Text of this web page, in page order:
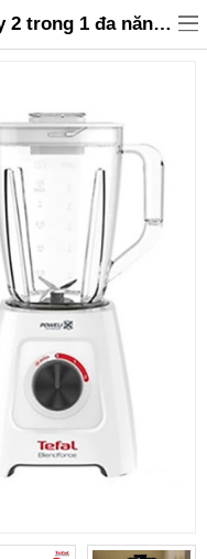
Máy xay sinh tố và ép trái cây 2 trong 1 đa năng Tefal BL42Q166 dung tích 1.25L - 1,299,000 | Sanhangre